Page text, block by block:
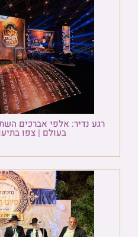
רגע נדיר: אלפי אברכים
בעולם | צפו